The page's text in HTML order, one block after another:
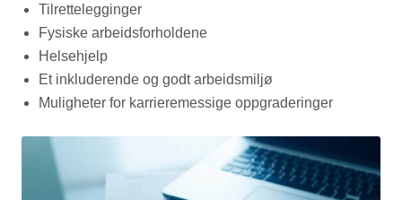
Tilrettelegginger
Fysiske arbeidsforholdene
Helsehjelp
Et inkluderende og godt arbeidsmiljø
Muligheter for karrieremessige oppgraderinger